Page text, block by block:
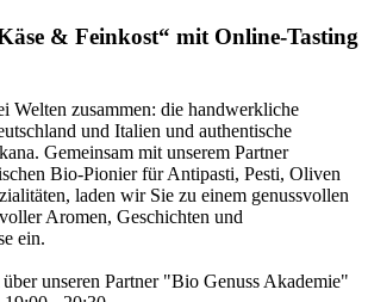
& Feinkost“ mit Online-Tasting
Welten zusammen: die handwerkliche
und Italien und authentische
Gemeinsam mit unserem Partner
Bio-Pionier für Antipasti, Pesti, Oliven
laden wir Sie zu einem genussvollen
Aromen, Geschichten und
ein.
unseren Partner "Bio Genuss Akademie"